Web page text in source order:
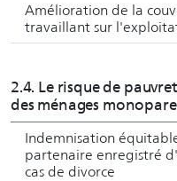
Amélioration de la
travaillant sur
2.4. Le risque de
des ménages
Indemnisation
partenaire enregistré
cas de divorce